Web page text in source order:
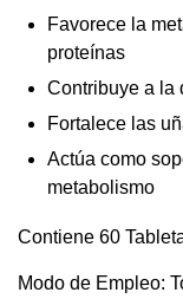
Favorece la
proteínas
Contribuye a la
Fortalece las
Actúa como
metabolismo
Contiene 60
Modo de Empleo: